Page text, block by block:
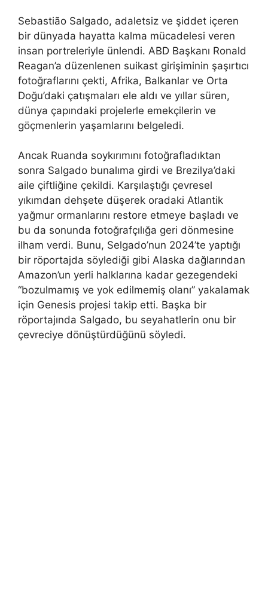
Sebastião Salgado, adaletsiz ve şiddet içeren
bir dünyada hayatta kalma mücadelesi veren
insan portreleriyle ünlendi. ABD Başkanı Ronald
Reagan’a düzenlenen suikast girişiminin şaşırtıcı
fotoğraflarını çekti, Afrika, Balkanlar ve Orta
Doğu’daki çatışmaları ele aldı ve yıllar süren,
dünya çapındaki projelerle emekçilerin ve
göçmenlerin yaşamlarını belgeledi.
Ancak Ruanda soykırımını fotoğrafladıktan
sonra Salgado bunalıma girdi ve Brezilya’daki
aile çiftliğine çekildi. Karşılaştığı çevresel
yıkımdan dehşete düşerek oradaki Atlantik
yağmur ormanlarını restore etmeye başladı ve
bu da sonunda fotoğrafçılığa geri dönmesine
ilham verdi. Bunu, Selgado’nun 2024’te yaptığı
bir röportajda söylediği gibi Alaska dağlarından
Amazon’un yerli halklarına kadar gezegendeki
“bozulmamış ve yok edilmemiş olanı” yakalamak
için Genesis projesi takip etti. Başka bir
röportajında ​​Salgado, bu seyahatlerin onu bir
çevreciye dönüştürdüğünü söyledi.